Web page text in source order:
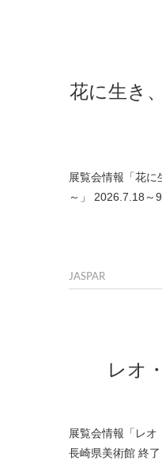
花に生き
展覧会情報「花
～」 2026.7.18
JASPAR
レオ
展覧会情報「レ
長崎県美術館 終